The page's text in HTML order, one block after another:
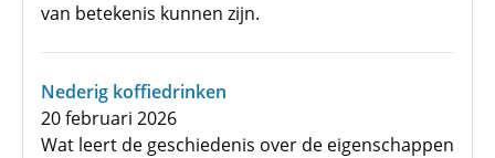
van betekenis kunnen zijn.
Nederig koffiedrinken
20 februari 2026
Wat leert de geschiedenis over de eigenschappen